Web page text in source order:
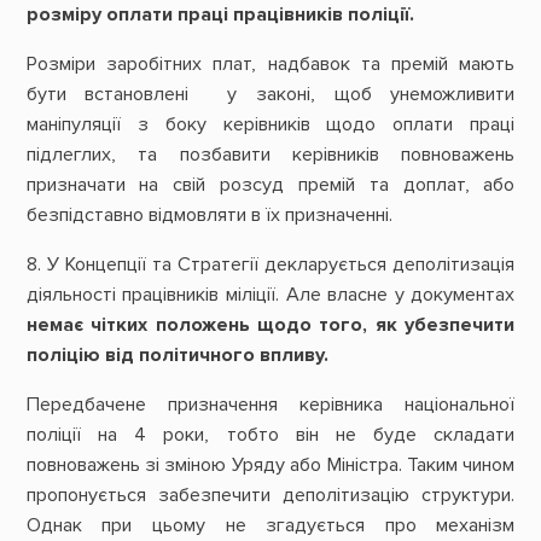
розміру оплати праці працівників поліції.
Розміри заробітних плат, надбавок та премій мають
бути встановлені у законі, щоб унеможливити
маніпуляції з боку керівників щодо оплати праці
підлеглих, та позбавити керівників повноважень
призначати на свій розсуд премій та доплат, або
безпідставно відмовляти в їх призначенні.
8. У Концепції та Стратегії декларується деполітизація
діяльності працівників міліції. Але власне у документах
немає чітких положень щодо того, як убезпечити
поліцію від політичного впливу.
Передбачене призначення керівника національної
поліції на 4 роки, тобто він не буде складати
повноважень зі зміною Уряду або Міністра. Таким чином
пропонується забезпечити деполітизацію структури.
Однак при цьому не згадується про механізм